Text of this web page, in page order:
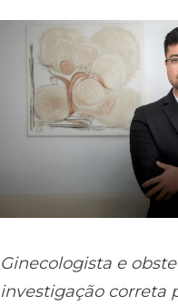
Ginecologista e
investigação correta